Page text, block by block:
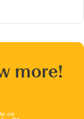
more!
on